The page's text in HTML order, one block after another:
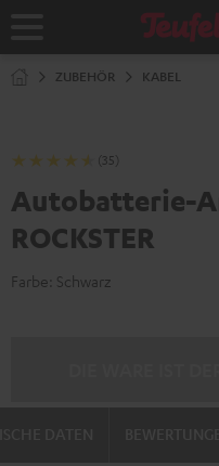
Startseite
ZUBEHÖR KABEL
(35)
Autobatterie-
ROCKSTER
Farbe: Schwarz